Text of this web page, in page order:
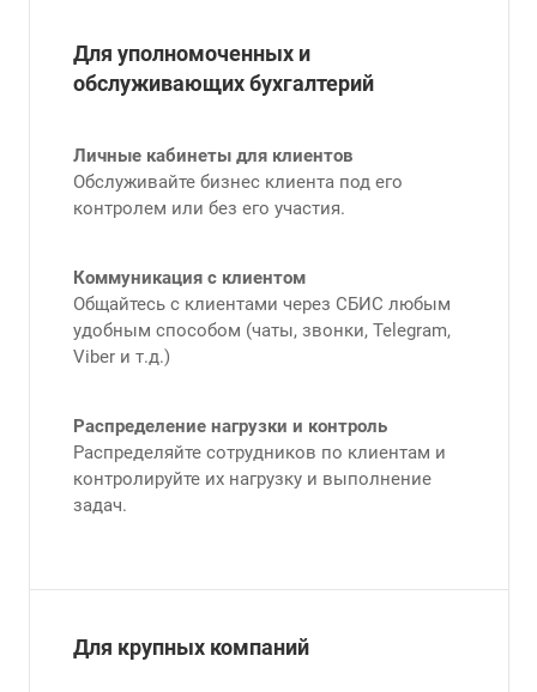
Для уполномоченных и
обслуживающих бухгалтерий
Личные кабинеты для клиентов
Обслуживайте бизнес клиента под его
контролем или без его участия.
Коммуникация с клиентом
Общайтесь с клиентами через СБИС любым
удобным способом (чаты, звонки, Telegram,
Viber и т.д.)
Распределение нагрузки и контроль
Распределяйте сотрудников по клиентам и
контролируйте их нагрузку и выполнение
задач.
Для крупных компаний